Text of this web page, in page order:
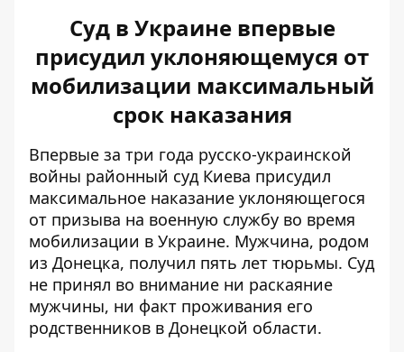
Суд в Украине впервые
присудил уклоняющемуся от
мобилизации максимальный
срок наказания
Впервые за три года русско-украинской
войны районный суд Киева присудил
максимальное наказание уклоняющегося
от призыва на военную службу во время
мобилизации в Украине. Мужчина, родом
из Донецка, получил пять лет тюрьмы. Суд
не принял во внимание ни раскаяние
мужчины, ни факт проживания его
родственников в Донецкой области.